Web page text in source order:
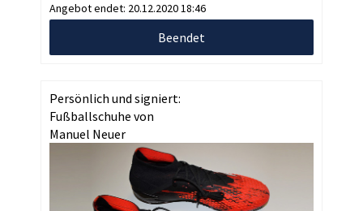
Angebot endet: 20.12.2020 18:46
Beendet
Persönlich und signiert:
Fußballschuhe von
Manuel Neuer